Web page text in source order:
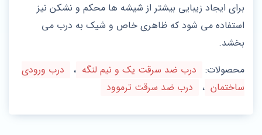
برای ایجاد زیبایی بیشتر از شیشه ها محکم و نشکن نیز
استفاده می شود که ظاهری خاص و شیک به درب می
بخشد.
محصولات:
درب ضد سرقت یک و نیم لنگه ،
درب ورودی
ساختمان ، درب ضد سرقت ترموود